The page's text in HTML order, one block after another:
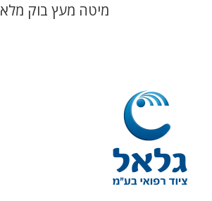
מיטה מעץ בוק מלא